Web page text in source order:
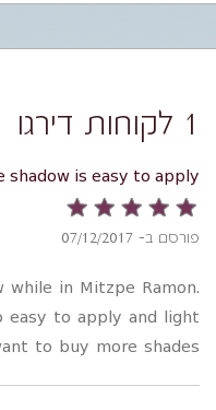
1 לקוחות דירגו
shadow is easy to apply.
פורסם ב- 07/12/2017
while in Mitzpe Ramon.
easy to apply and light
to buy more shades.